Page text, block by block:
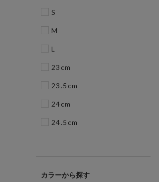
S
M
L
23cm
23.5cm
24cm
24.5cm
カラー